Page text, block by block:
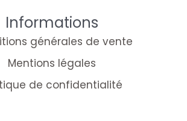
Informations
générales de vente
Mentions légales
de confidentialité